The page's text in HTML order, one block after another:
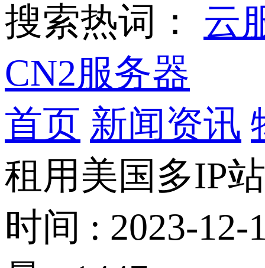
搜索热词： 云
CN2服务器
首页 新闻资讯
租用美国多IP
时间 : 2023-12-